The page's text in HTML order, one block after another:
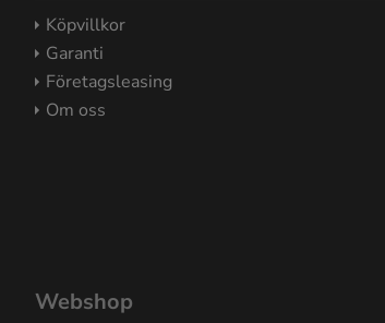
Köpvillkor
Garanti
Företagsleasing
Om oss
Webshop